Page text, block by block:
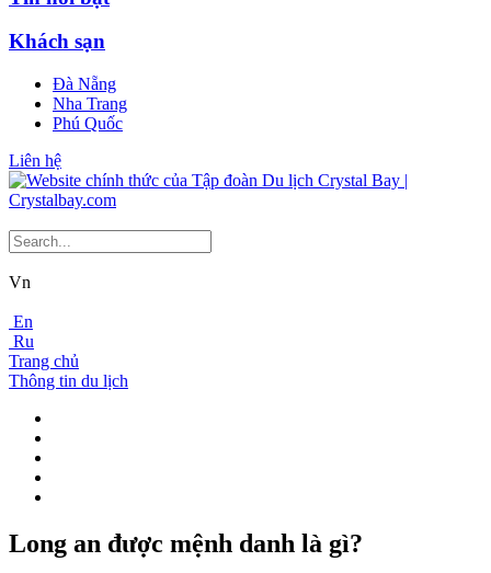
Khách sạn
Đà Nẵng
Nha Trang
Phú Quốc
Liên hệ
Vn
En
Ru
Trang chủ
Thông tin du lịch
Long an được mệnh danh là gì?